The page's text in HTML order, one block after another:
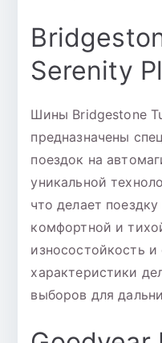
Serenity
Шины Bridgestone
предназначены
поездок на
уникальной
что делает
комфортной и
износостойкость
характеристики
выборов для